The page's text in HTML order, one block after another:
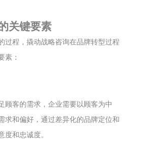
关键要素
过程，撬动战略咨询在品牌转型过程
素：
顾客的需求，企业需要以顾客为中
求和偏好，通过差异化的品牌定位和
度和忠诚度。